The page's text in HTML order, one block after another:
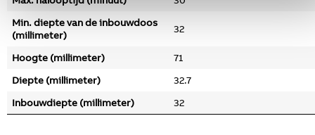
Min. diepte van de inbouwdoos
(millimeter)
32
Hoogte (millimeter)
71
Diepte (millimeter)
32.7
Inbouwdiepte (millimeter)
32